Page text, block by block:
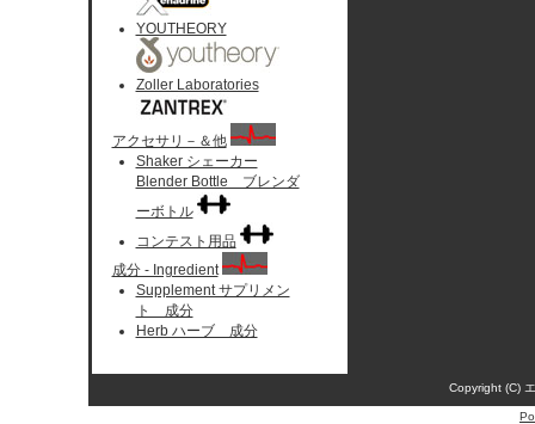
YOUTHEORY
Zoller Laboratories
アクセサリ－＆他
Shaker シェーカー
Blender Bottle ブレンダ
ーボトル
コンテスト用品
成分 - Ingredient
Supplement サプリメン
ト 成分
Herb ハーブ 成分
Copyright (C)